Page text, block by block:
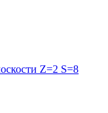
Z=2 S=8